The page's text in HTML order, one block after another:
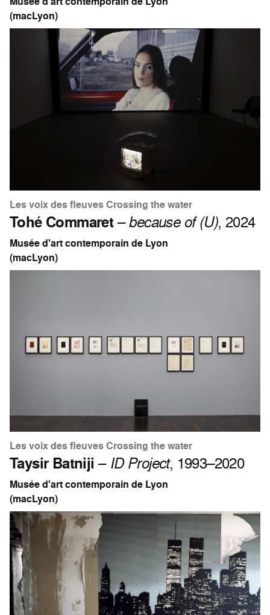
(macLyon)
Les voix des fleuves Crossing the water
Tohé Commaret–because of (U), 2024
Musée d'art contemporain de Lyon
(macLyon)
Les voix des fleuves Crossing the water
Taysir Batniji – ID Project, 1993–2020
Musée d'art contemporain de Lyon
(macLyon)